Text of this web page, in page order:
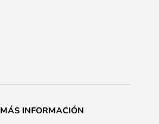
MÁS INFORMACIÓN